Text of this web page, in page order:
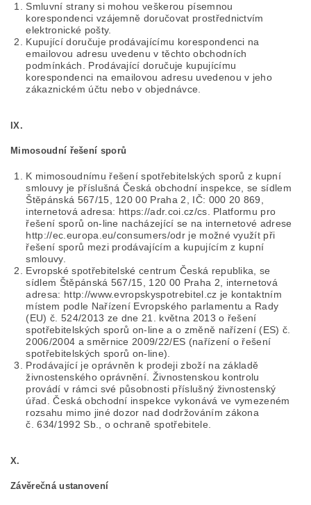
Smluvní strany si mohou veškerou písemnou
korespondenci vzájemně doručovat prostřednictvím
elektronické pošty.
Kupující doručuje prodávajícímu korespondenci na
emailovou adresu uvedenu v těchto obchodních
podmínkách. Prodávající doručuje kupujícímu
korespondenci na emailovou adresu uvedenou v jeho
zákaznickém účtu nebo v objednávce.
IX.
Mimosoudní řešení sporů
K mimosoudnímu řešení spotřebitelských sporů z kupní
smlouvy je příslušná Česká obchodní inspekce, se sídlem
Štěpánská 567/15, 120 00 Praha 2, IČ: 000 20 869,
internetová adresa: https://adr.coi.cz/cs. Platformu pro
řešení sporů on-line nacházející se na internetové adrese
http://ec.europa.eu/consumers/odr je možné využít při
řešení sporů mezi prodávajícím a kupujícím z kupní
smlouvy.
Evropské spotřebitelské centrum Česká republika, se
sídlem Štěpánská 567/15, 120 00 Praha 2, internetová
adresa: http://www.evropskyspotrebitel.cz je kontaktním
místem podle Nařízení Evropského parlamentu a Rady
(EU) č. 524/2013 ze dne 21. května 2013 o řešení
spotřebitelských sporů on-line a o změně nařízení (ES) č.
2006/2004 a směrnice 2009/22/ES (nařízení o řešení
spotřebitelských sporů on-line).
Prodávající je oprávněn k prodeji zboží na základě
živnostenského oprávnění. Živnostenskou kontrolu
provádí v rámci své působnosti příslušný živnostenský
úřad. Česká obchodní inspekce vykonává ve vymezeném
rozsahu mimo jiné dozor nad dodržováním zákona
č. 634/1992 Sb., o ochraně spotřebitele.
X.
Závěrečná ustanovení